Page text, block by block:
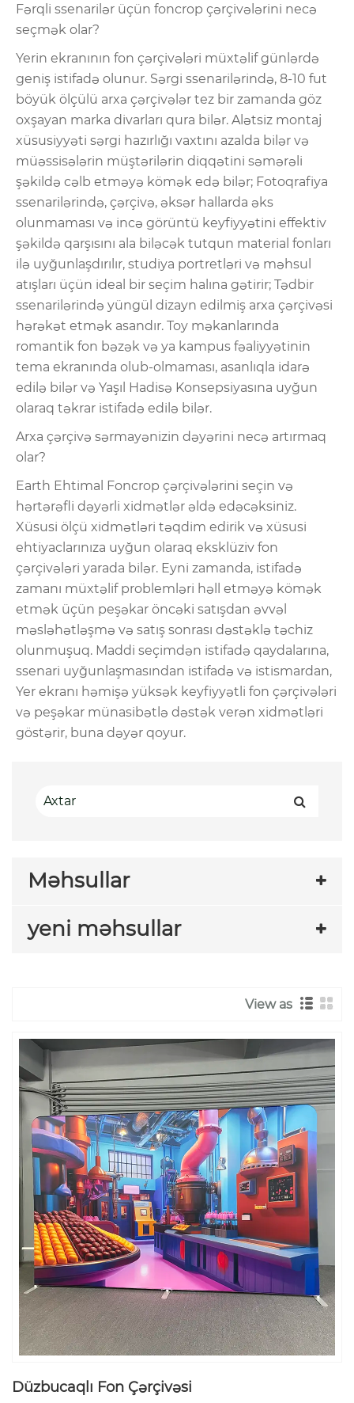
Fərqli ssenarilər üçün foncrop çərçivələrini necə
seçmək olar?
Yerin ekranının fon çərçivələri müxtəlif günlərdə
geniş istifadə olunur. Sərgi ssenarilərində, 8-10 fut
böyük ölçülü arxa çərçivələr tez bir zamanda göz
oxşayan marka divarları qura bilər. Alətsiz montaj
xüsusiyyəti sərgi hazırlığı vaxtını azalda bilər və
müəssisələrin müştərilərin diqqətini səmərəli
şəkildə cəlb etməyə kömək edə bilər; Fotoqrafiya
ssenarilərində, çərçivə, əksər hallarda əks
olunmaması və incə görüntü keyfiyyətini effektiv
şəkildə qarşısını ala biləcək tutqun material fonları
ilə uyğunlaşdırılır, studiya portretləri və məhsul
atışları üçün ideal bir seçim halına gətirir; Tədbir
ssenarilərində yüngül dizayn edilmiş arxa çərçivəsi
hərəkət etmək asandır. Toy məkanlarında
romantik fon bəzək və ya kampus fəaliyyətinin
tema ekranında olub-olmaması, asanlıqla idarə
edilə bilər və Yaşıl Hadisə Konsepsiyasına uyğun
olaraq təkrar istifadə edilə bilər.
Arxa çərçivə sərmayənizin dəyərini necə artırmaq
olar?
Earth Ehtimal Foncrop çərçivələrini seçin və
hərtərəfli dəyərli xidmətlər əldə edəcəksiniz.
Xüsusi ölçü xidmətləri təqdim edirik və xüsusi
ehtiyaclarınıza uyğun olaraq eksklüziv fon
çərçivələri yarada bilər. Eyni zamanda, istifadə
zamanı müxtəlif problemləri həll etməyə kömək
etmək üçün peşəkar öncəki satışdan əvvəl
məsləhətləşmə və satış sonrası dəstəklə təchiz
olunmuşuq. Maddi seçimdən istifadə qaydalarına,
ssenari uyğunlaşmasından istifadə və istismardan,
Yer ekranı həmişə yüksək keyfiyyətli fon çərçivələri
və peşəkar münasibətlə dəstək verən xidmətləri
göstərir, buna dəyər qoyur.
Məhsullar
yeni məhsullar
View as
Düzbucaqlı Fon Çərçivəsi